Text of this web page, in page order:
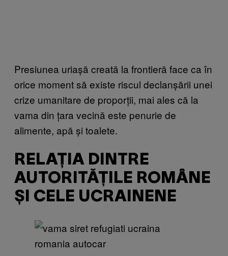
Presiunea uriașă creată la frontieră face ca în
orice moment să existe riscul declanșării unei
crize umanitare de proporții, mai ales că la
vama din țara vecină este penurie de
alimente, apă și toalete.
RELAȚIA DINTRE
AUTORITĂȚILE ROMÂNE
ȘI CELE UCRAINENE